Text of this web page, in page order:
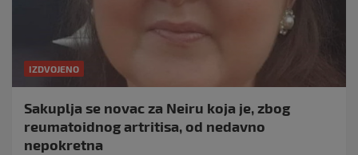
IZDVOJENO
Sakuplja se novac za Neiru koja je, zbog
reumatoidnog artritisa, od nedavno
nepokretna